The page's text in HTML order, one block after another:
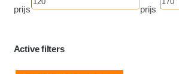
prijs
prijs
Active filters